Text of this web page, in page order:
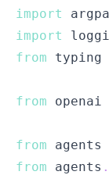
import
import
from typing
from openai
from agents
from agents .